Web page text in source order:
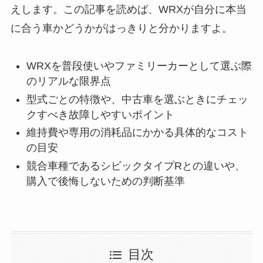
えします。この記事を読めば、WRXが自分に本当
に合う車かどうかがはっきりと分かりますよ。
WRXを普段使いやファミリーカーとして選ぶ際
のリアルな限界点
型式ごとの特徴や、中古車を選ぶときにチェッ
クすべき故障しやすいポイント
維持費や専用の消耗品にかかる具体的なコスト
の目安
競合車種であるシビックタイプRとの違いや、
購入で後悔しないための判断基準
目次